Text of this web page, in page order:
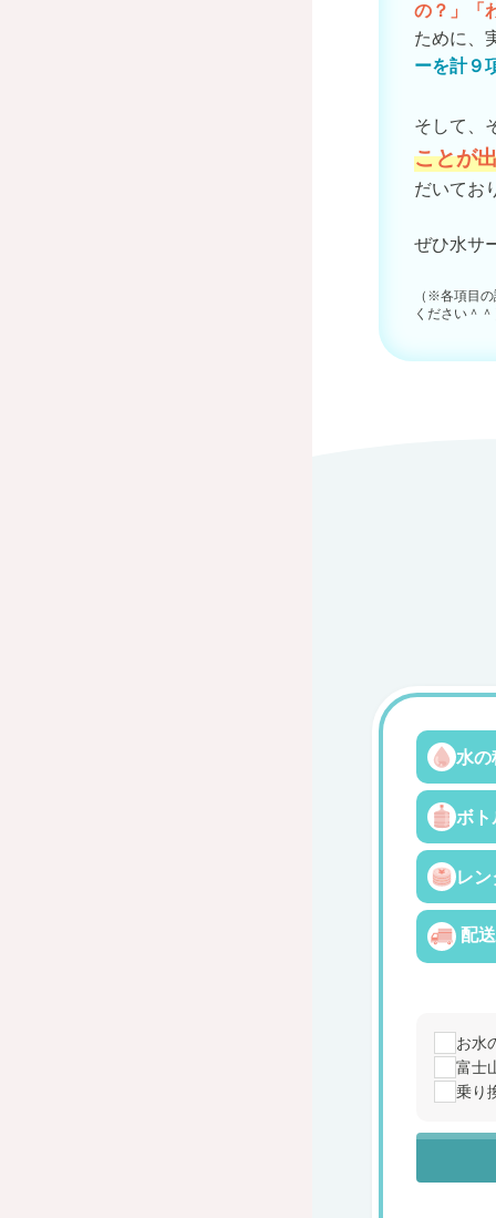
の？」「
ために、
ーを計９
そして、
ことが
だいてお
ぜひ水サ
（※各項目
ください＾
水の
ボト
レ
配
お水
富士
乗り